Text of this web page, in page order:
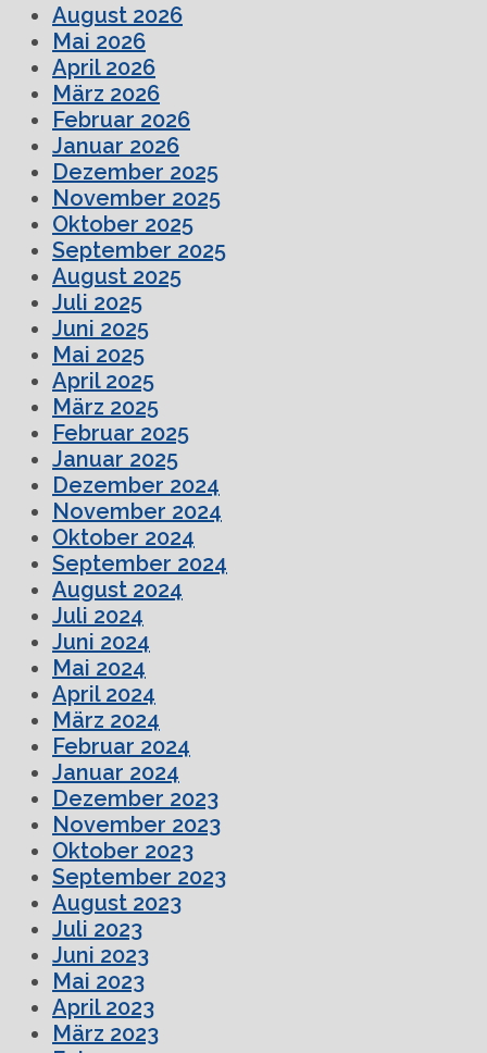
August 2026
Mai 2026
April 2026
März 2026
Februar 2026
Januar 2026
Dezember 2025
November 2025
Oktober 2025
September 2025
August 2025
Juli 2025
Juni 2025
Mai 2025
April 2025
März 2025
Februar 2025
Januar 2025
Dezember 2024
November 2024
Oktober 2024
September 2024
August 2024
Juli 2024
Juni 2024
Mai 2024
April 2024
März 2024
Februar 2024
Januar 2024
Dezember 2023
November 2023
Oktober 2023
September 2023
August 2023
Juli 2023
Juni 2023
Mai 2023
April 2023
März 2023